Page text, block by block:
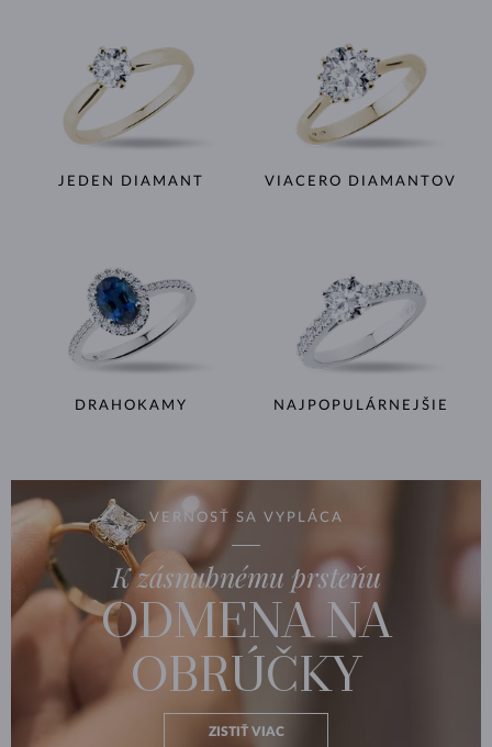
JEDEN DIAMANT VIACERO DIAMANTOV
DRAHOKAMY NAJPOPULÁRNEJŠIE
VERNOSŤ SA VYPLÁCA
K zásnubnému prsteňu
ODMENA NA
OBRÚČKY
ZISTIŤ VIAC